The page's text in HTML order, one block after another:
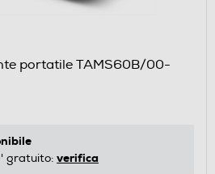
portatile TAMS60B/00-
gratuito: verifica